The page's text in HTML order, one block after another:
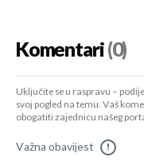
Komentari(0)
Uključite se u raspravu –
svoj pogled na temu. Vaš
obogatiti zajednicu našeg
Važna obavijest !